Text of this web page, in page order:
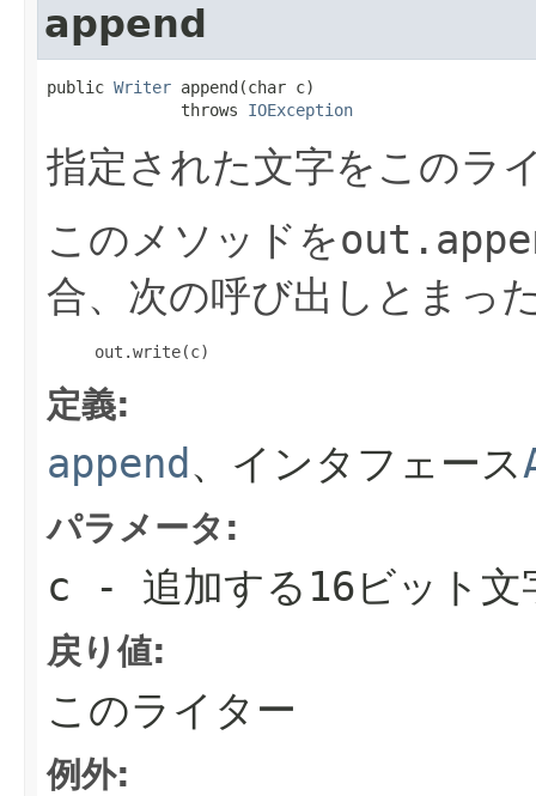
append
public Writer append(char c)
              throws
IOException
指定された文字をこのラ
このメソッドを
合、次の呼び出しとまっ
     out.write(c)
定義:
append、インタフェース
パラメータ:
c - 追加する16ビット文
戻り値:
このライター
例外: